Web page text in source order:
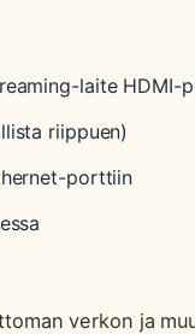
laite HDMI-
riippuen)
porttiin
verkon ja